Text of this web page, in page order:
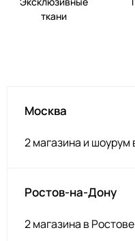
ткани
Москва
2 магазина и шоурум
Ростов-на-Дону
2 магазина в